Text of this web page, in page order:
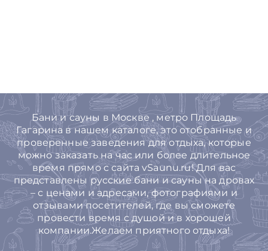
Бани и сауны в Москве , метро Площадь
Гагарина в нашем каталоге, это отобранные и
проверенные заведения для отдыха, которые
можно заказать на час или более длительное
время прямо с сайта vSaunu.ru! Для вас
представлены русские бани и сауны на дровах
– с ценами и адресами, фотографиями и
отзывами посетителей, где вы сможете
провести время с душой и в хорошей
компании.Желаем приятного отдыха!